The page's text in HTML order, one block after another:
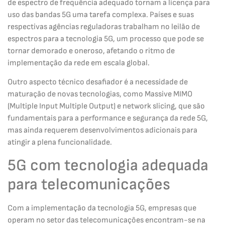
de espectro de frequência adequado tornam a licença para
uso das bandas 5G uma tarefa complexa. Países e suas
respectivas agências reguladoras trabalham no leilão de
espectros para a tecnologia 5G, um processo que pode se
tornar demorado e oneroso, afetando o ritmo de
implementação da rede em escala global.
Outro aspecto técnico desafiador é a necessidade de
maturação de novas tecnologias, como Massive MIMO
(Multiple Input Multiple Output) e network slicing, que são
fundamentais para a performance e segurança da rede 5G,
mas ainda requerem desenvolvimentos adicionais para
atingir a plena funcionalidade.
5G com tecnologia adequada
para telecomunicações
Com a implementação da tecnologia 5G, empresas que
operam no setor das telecomunicações encontram-se na